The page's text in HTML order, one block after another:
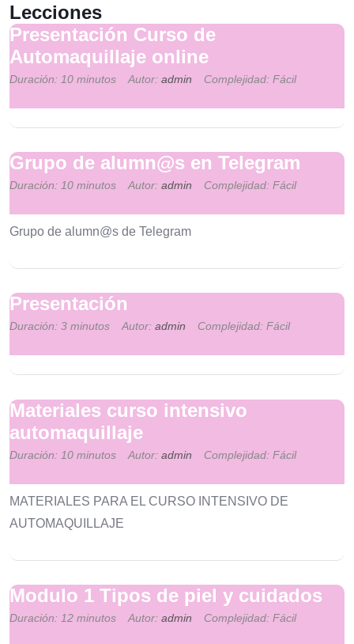
Lecciones
Presentación Curso de
Automaquillaje online
Duración: 10 minutos Autor: admin Complejidad: Fácil
Grupo de alumn@s en Telegram
Duración: 10 minutos Autor: admin Complejidad: Fácil
Grupo de alumn@s de Telegram
Presentación
Duración: 3 minutos Autor: admin Complejidad: Fácil
Materiales curso intensivo
automaquillaje
Duración: 10 minutos Autor: admin Complejidad: Fácil
MATERIALES PARA EL CURSO INTENSIVO DE
AUTOMAQUILLAJE
Modulo 1 Tipos de piel y cuidados
Duración: 12 minutos Autor: admin Complejidad: Fácil